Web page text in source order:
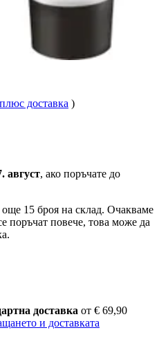
плюс доставка )
август, ако поръчате до
15 броя на склад. Очакваме
поръчат повече, това може да
доставка от € 69,90
и доставката